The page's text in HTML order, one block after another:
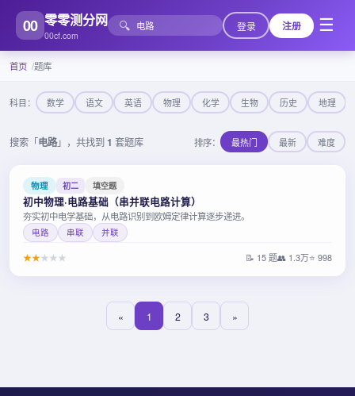
00 零零测分网
00cf.com
🔍 登录 注册 ☰
首页 题库
科目： 数学 语文 英语 物理 化学 生物 历史 地理
搜索「电路」，共找到 1 套题库 排序： 最热门 最新 难度
物理 初二 填空题
初中物理·电路基础（串并联电路计算）
夯实初中电学基础，从电路识别到欧姆定律计算逐步递进。
电路 串联 并联
★★★ ★ ★ 📝 15 题👥 1.3万⭐ 998
« 1 2 3 »